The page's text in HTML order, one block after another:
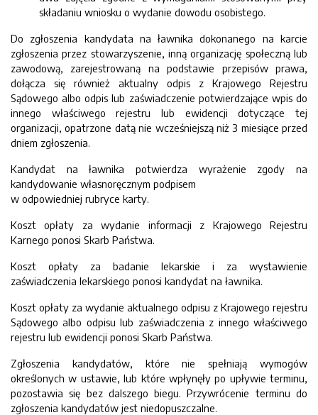
składaniu wniosku o wydanie dowodu osobistego.
Do zgłoszenia kandydata na ławnika dokonanego na karcie
zgłoszenia przez stowarzyszenie, inną organizację społeczną lub
zawodową, zarejestrowaną na podstawie przepisów prawa,
dołącza się również aktualny odpis z Krajowego Rejestru
Sądowego albo odpis lub zaświadczenie potwierdzające wpis do
innego właściwego rejestru lub ewidencji dotyczące tej
organizacji, opatrzone datą nie wcześniejszą niż 3 miesiące przed
dniem zgłoszenia.
Kandydat na ławnika potwierdza wyrażenie zgody na
kandydowanie własnoręcznym podpisem
w odpowiedniej rubryce karty.
Koszt opłaty za wydanie informacji z Krajowego Rejestru
Karnego ponosi Skarb Państwa.
Koszt opłaty za badanie lekarskie i za wystawienie
zaświadczenia lekarskiego ponosi kandydat na ławnika.
Koszt opłaty za wydanie aktualnego odpisu z Krajowego rejestru
Sądowego albo odpisu lub zaświadczenia z innego właściwego
rejestru lub ewidencji ponosi Skarb Państwa.
Zgłoszenia kandydatów, które nie spełniają wymogów
określonych w ustawie, lub które wpłynęły po upływie terminu,
pozostawia się bez dalszego biegu. Przywrócenie terminu do
zgłoszenia kandydatów jest niedopuszczalne.